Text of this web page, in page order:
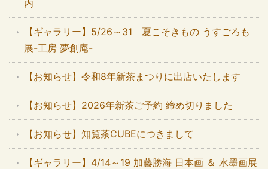
内
【ギャラリー】5/26～31 夏こそきもの うすごろも
展-工房 夢創庵-
【お知らせ】令和8年新茶まつりに出店いたします
【お知らせ】2026年新茶ご予約 締め切りました
【お知らせ】知覧茶CUBEにつきまして
【ギャラリー】4/14～19 加藤勝海 日本画 ＆ 水墨画展